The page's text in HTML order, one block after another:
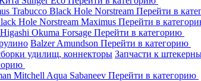
Trabucco Black Hole Norstream Перейти в
Hole Norstream Maximus Перейти в
Higashi Okuma Forsage Перейти в категорию
BalzerAmundson Перейти в категорию
удилищ, коннекторы Запчасти к
Mitchell Aqua Sabaneev Перейти в категорию